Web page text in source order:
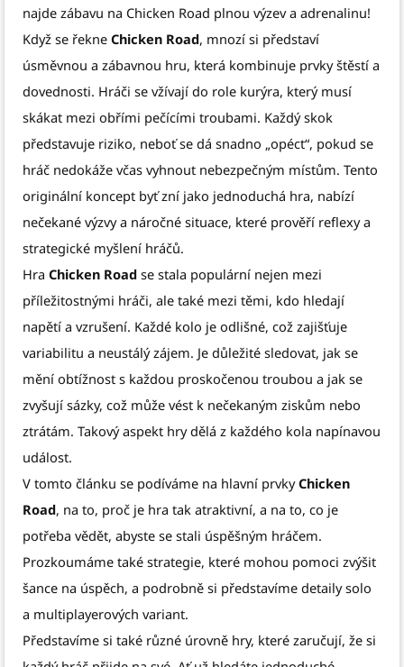
najde zábavu na Chicken Road plnou výzev a adrenalinu!
Když se řekne Chicken Road, mnozí si představí
úsměvnou a zábavnou hru, která kombinuje prvky štěstí a
dovednosti. Hráči se vžívají do role kurýra, který musí
skákat mezi obřími pečícími troubami. Každý skok
představuje riziko, neboť se dá snadno „opéct“, pokud se
hráč nedokáže včas vyhnout nebezpečným místům. Tento
originální koncept byť zní jako jednoduchá hra, nabízí
nečekané výzvy a náročné situace, které prověří reflexy a
strategické myšlení hráčů.
Hra Chicken Road se stala populární nejen mezi
příležitostnými hráči, ale také mezi těmi, kdo hledají
napětí a vzrušení. Každé kolo je odlišné, což zajišťuje
variabilitu a neustálý zájem. Je důležité sledovat, jak se
mění obtížnost s každou proskočenou troubou a jak se
zvyšují sázky, což může vést k nečekaným ziskům nebo
ztrátám. Takový aspekt hry dělá z každého kola napínavou
událost.
V tomto článku se podíváme na hlavní prvkyChicken
Road, na to, proč je hra tak atraktivní, a na to, co je
potřeba vědět, abyste se stali úspěšným hráčem.
Prozkoumáme také strategie, které mohou pomoci zvýšit
šance na úspěch, a podrobně si představíme detaily solo
a multiplayerových variant.
Představíme si také různé úrovně hry, které zaručují, že si